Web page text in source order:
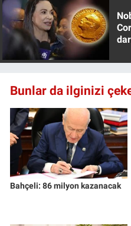
Bunlar da ilginizi
Bahçeli: 86 milyon kazanacak